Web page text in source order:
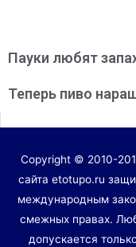
Пауки любят
Теперь пиво
Copyright © 2010-
сайта etotupo.ru
международным
смежных правах.
допускается